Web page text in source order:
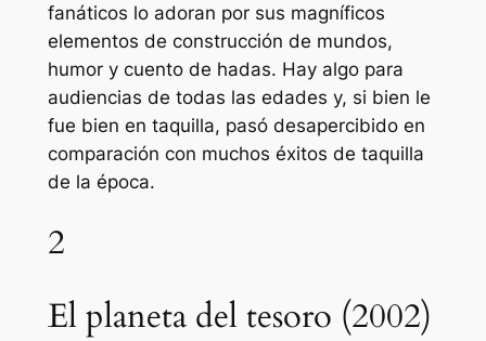
fanáticos lo adoran por sus magníficos
elementos de construcción de mundos,
humor y cuento de hadas. Hay algo para
audiencias de todas las edades y, si bien le
fue bien en taquilla, pasó desapercibido en
comparación con muchos éxitos de taquilla
de la época.
2
El planeta del tesoro (2002)